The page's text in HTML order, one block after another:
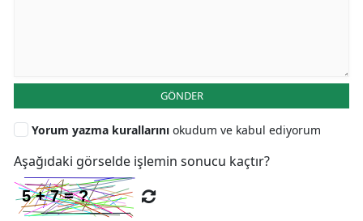
GÖNDER
Yorum yazma kurallarını okudum ve kabul ediyorum
Aşağıdaki görselde işlemin sonucu kaçtır?